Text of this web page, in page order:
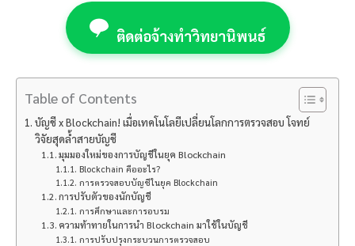
ติดต่อจ้างทำวิทยานิพนธ์
Table of Contents
บัญชี x Blockchain! เมื่อเทคโนโลยีเปลี่ยนโลกการตรวจสอบ โจทย์
วิจัยสุดล้ำสายบัญชี
มุมมองใหม่ของการบัญชีในยุค Blockchain
Blockchain คืออะไร?
การตรวจสอบบัญชีในยุค Blockchain
การปรับตัวของนักบัญชี
การศึกษาและการอบรม
ความท้าทายในการนำ Blockchain มาใช้ในบัญชี
การปรับปรุงกระบวนการตรวจสอบ